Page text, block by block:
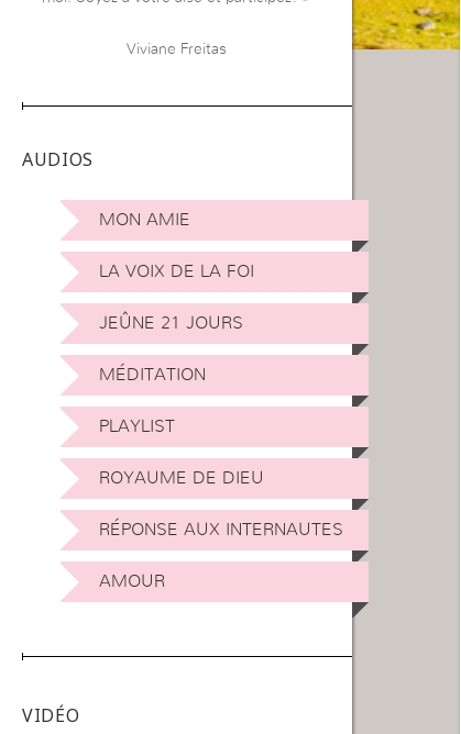
Viviane Freitas
AUDIOS
MON AMIE
LA VOIX DE LA FOI
JEÛNE 21 JOURS
MÉDITATION
PLAYLIST
ROYAUME DE DIEU
RÉPONSE AUX INTERNAUTES
AMOUR
VIDÉO